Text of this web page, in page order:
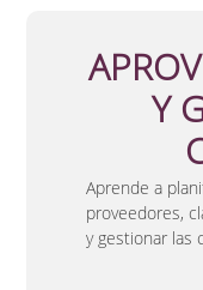
Y
Aprende a
proveedores,
y gestionar las